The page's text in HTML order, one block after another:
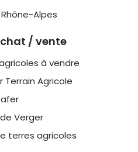
Alpes
/ vente
à vendre
Terrain Agricole
Verger
terres agricoles